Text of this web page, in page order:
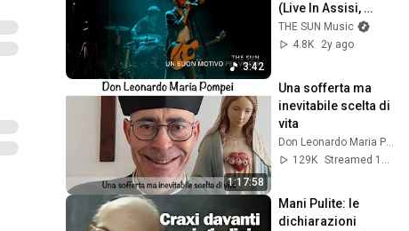
3:42
(Live In Assisi,
03/12/2022)
THE SUN Music
4.8K
2y ago
1:17:58
Una sofferta ma
inevitabile scelta di
vita
Don Leonardo Maria Pompei
129K
Streamed 11mo ago
Mani Pulite: le
dichiarazioni